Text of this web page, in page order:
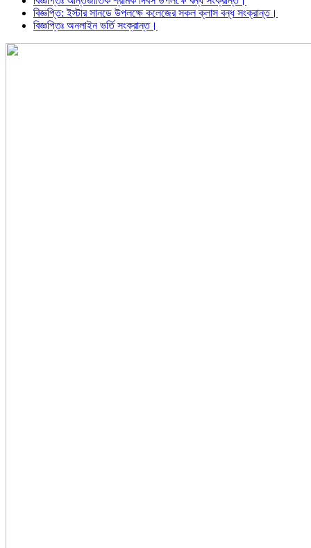
বিজ্ঞপ্তি: ইস্টার সানডে উপলক্ষে কলেজের সকল ক্লাস বন্ধ সংক্রান্ত।
বিজ্ঞপ্তিঃ অনলাইন ভর্তি সংক্রান্ত।